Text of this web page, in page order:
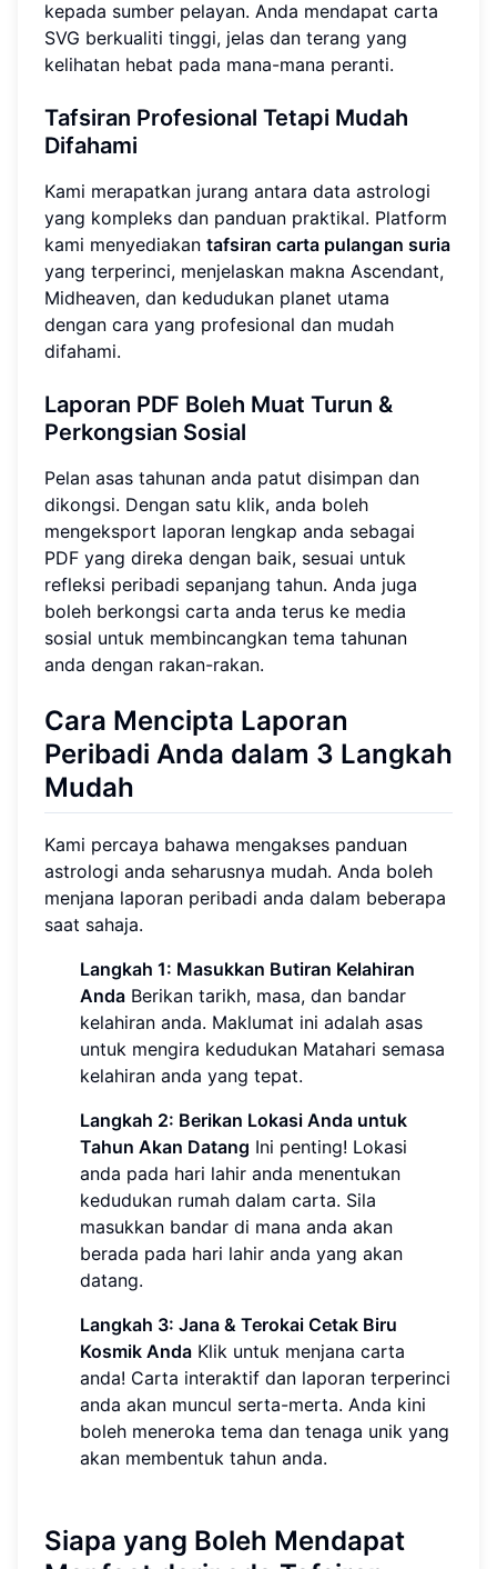
kepada sumber pelayan. Anda mendapat carta
SVG berkualiti tinggi, jelas dan terang yang
kelihatan hebat pada mana-mana peranti.
Tafsiran Profesional Tetapi Mudah
Difahami
Kami merapatkan jurang antara data astrologi
yang kompleks dan panduan praktikal. Platform
kami menyediakan tafsiran carta pulangan suria
yang terperinci, menjelaskan makna Ascendant,
Midheaven, dan kedudukan planet utama
dengan cara yang profesional dan mudah
difahami.
Laporan PDF Boleh Muat Turun &
Perkongsian Sosial
Pelan asas tahunan anda patut disimpan dan
dikongsi. Dengan satu klik, anda boleh
mengeksport laporan lengkap anda sebagai
PDF yang direka dengan baik, sesuai untuk
refleksi peribadi sepanjang tahun. Anda juga
boleh berkongsi carta anda terus ke media
sosial untuk membincangkan tema tahunan
anda dengan rakan-rakan.
Cara Mencipta Laporan
Peribadi Anda dalam 3 Langkah
Mudah
Kami percaya bahawa mengakses panduan
astrologi anda seharusnya mudah. Anda boleh
menjana laporan peribadi anda dalam beberapa
saat sahaja.
Langkah 1: Masukkan Butiran Kelahiran
Anda Berikan tarikh, masa, dan bandar
kelahiran anda. Maklumat ini adalah asas
untuk mengira kedudukan Matahari semasa
kelahiran anda yang tepat.
Langkah 2: Berikan Lokasi Anda untuk
Tahun Akan Datang Ini penting! Lokasi
anda pada hari lahir anda menentukan
kedudukan rumah dalam carta. Sila
masukkan bandar di mana anda akan
berada pada hari lahir anda yang akan
datang.
Langkah 3: Jana & Terokai Cetak Biru
Kosmik Anda Klik untuk menjana carta
anda! Carta interaktif dan laporan terperinci
anda akan muncul serta-merta. Anda kini
boleh meneroka tema dan tenaga unik yang
akan membentuk tahun anda.
Siapa yang Boleh Mendapat